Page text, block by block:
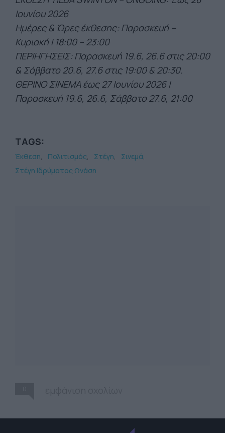
Ιουνίου 2026
Ημέρες & Ώρες έκθεσης: Παρασκευή –
Κυριακή І 18:00 – 23:00
ΠΕΡΙΗΓΗΣΕΙΣ: Παρασκευή 19.6, 26.6 στις 20:00
& Σάββατο 20.6, 27.6 στις 19:00 & 20:30.
ΘΕΡΙΝΟ ΣΙΝΕΜΑ έως 27 Ιουνίου 2026 |
Παρασκευή 19.6, 26.6, Σάββατο 27.6, 21:00
TAGS:
Έκθεση Πολιτισμός Στέγη
Σινεμά
Στέγη Ιδρύματος Ωνάση